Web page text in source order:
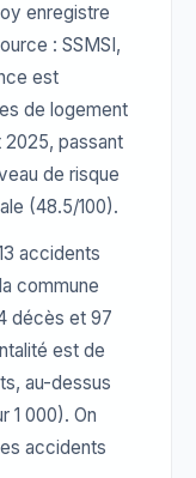
enregistre
: SSMSI,
est
de logement
2025, passant
de risque
(48.5/100).
accidents
commune
décès et 97
est de
au-dessus
1 000). On
accidents